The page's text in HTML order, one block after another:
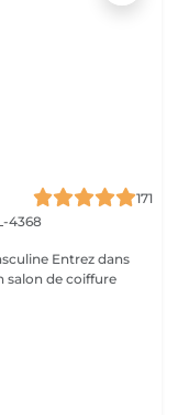
171
4368
dans
salon de coiffure